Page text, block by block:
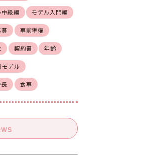
中級編 モデル入門編
募 事前準備
契約書 年齢
モデル
長 食事